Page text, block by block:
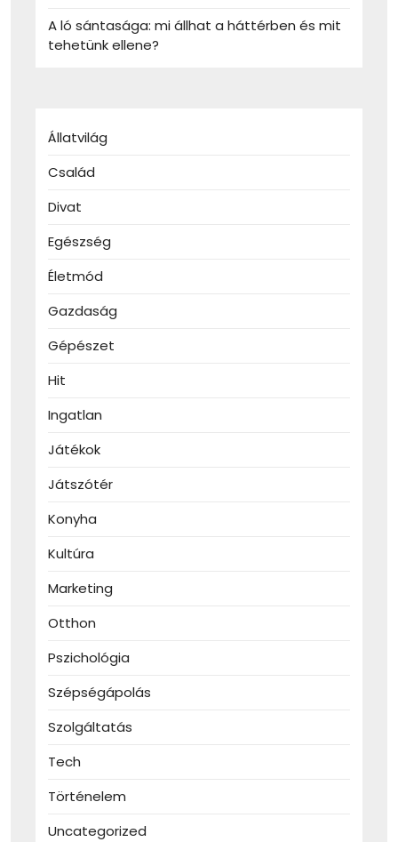
A ló sántasága: mi állhat a háttérben és mit
tehetünk ellene?
Állatvilág
Család
Divat
Egészség
Életmód
Gazdaság
Gépészet
Hit
Ingatlan
Játékok
Játszótér
Konyha
Kultúra
Marketing
Otthon
Pszichológia
Szépségápolás
Szolgáltatás
Tech
Történelem
Uncategorized